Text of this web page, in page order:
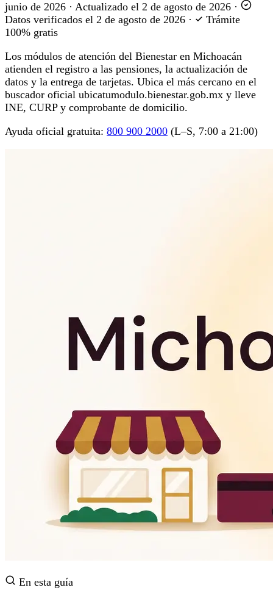
junio de 2026 · Actualizado el 2 de agosto de 2026 ·
Datos verificados el 2 de agosto de 2026 ·
Trámite
100% gratis
Los módulos de atención del Bienestar en Michoacán
atienden el registro a las pensiones, la actualización de
datos y la entrega de tarjetas. Ubica el más cercano en el
buscador oficial ubicatumodulo.bienestar.gob.mx y lleve
INE, CURP y comprobante de domicilio.
Ayuda oficial gratuita: 800 900 2000 (L–S, 7:00 a 21:00)
En esta guía